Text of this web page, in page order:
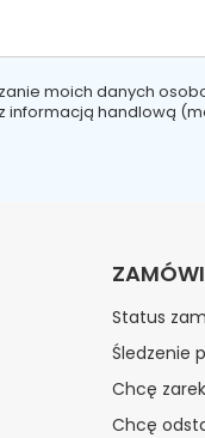
moich danych
informacją handlową
Status
Śledzenie
Chcę
Chcę